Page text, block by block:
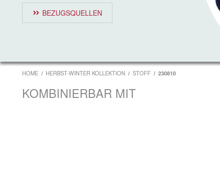
BEZUGSQUELLEN
HOME HERBST-WINTER KOLLEKTION STOFF 230810
KOMBINIERBAR MIT